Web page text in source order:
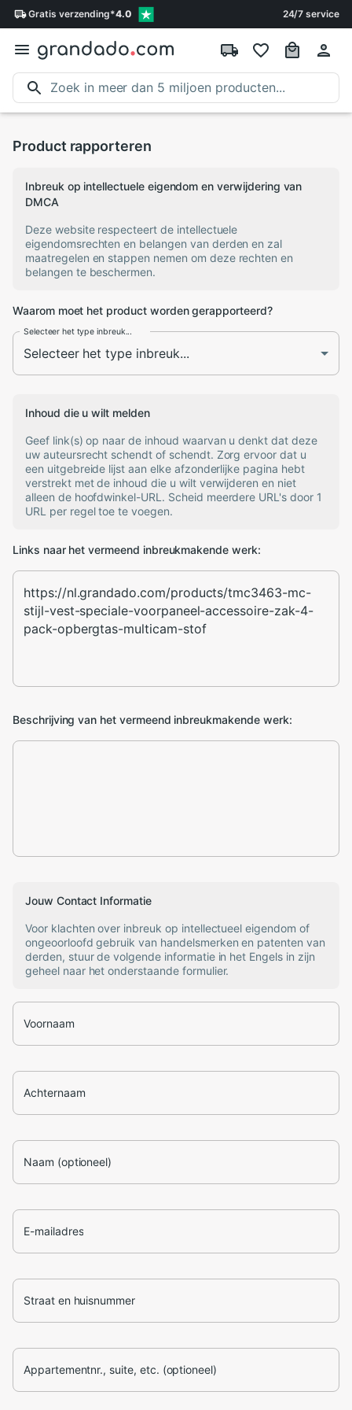
Gratis verzending*4.0 24/7 service
Product rapporteren
Inbreuk op intellectuele eigendom en verwijdering van
DMCA
Deze website respecteert de intellectuele
eigendomsrechten en belangen van derden en zal
maatregelen en stappen nemen om deze rechten en
belangen te beschermen.
Waarom moet het product worden gerapporteerd?
Selecteer het type inbreuk...
Inhoud die u wilt melden
Geef link(s) op naar de inhoud waarvan u denkt dat deze
uw auteursrecht schendt of schendt. Zorg ervoor dat u
een uitgebreide lijst aan elke afzonderlijke pagina hebt
verstrekt met de inhoud die u wilt verwijderen en niet
alleen de hoofdwinkel-URL. Scheid meerdere URL's door 1
URL per regel toe te voegen.
Links naar het vermeend inbreukmakende werk:
Beschrijving van het vermeend inbreukmakende werk:
Jouw Contact Informatie
Voor klachten over inbreuk op intellectueel eigendom of
ongeoorloofd gebruik van handelsmerken en patenten van
derden, stuur de volgende informatie in het Engels in zijn
geheel naar het onderstaande formulier.
Voornaam
Achternaam
Naam (optioneel)
E-mailadres
Straat en huisnummer
Appartementnr., suite, etc. (optioneel)